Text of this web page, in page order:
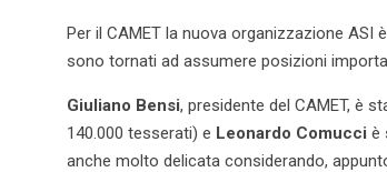
Per il CAMET la nuova organizzazione
sono tornati ad assumere posizioni
Giuliano Bensi, presidente del CAMET, è
140.000 tesserati) e Leonardo Comucci è
anche molto delicata considerando,